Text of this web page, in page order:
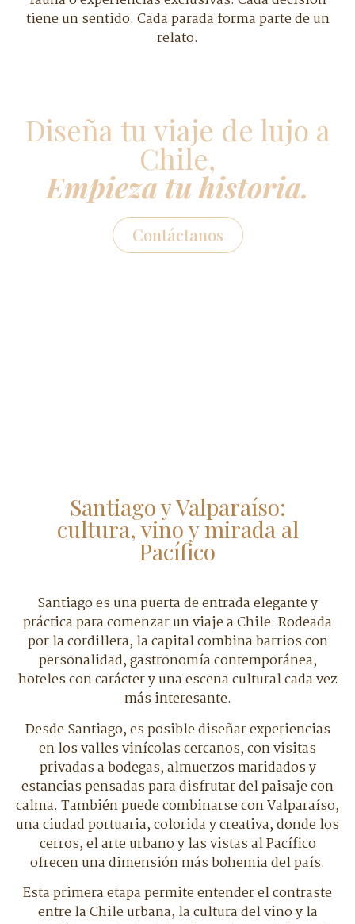
tiene un sentido. Cada parada forma parte de un
relato.
Diseña tu viaje de lujo a
Chile,
Empieza tu historia.
Contáctanos
Santiago y Valparaíso:
cultura, vino y mirada al
Pacífico
Santiago es una puerta de entrada elegante y
práctica para comenzar un viaje a Chile. Rodeada
por la cordillera, la capital combina barrios con
personalidad, gastronomía contemporánea,
hoteles con carácter y una escena cultural cada vez
más interesante.
Desde Santiago, es posible diseñar experiencias
en los valles vinícolas cercanos, con visitas
privadas a bodegas, almuerzos maridados y
estancias pensadas para disfrutar del paisaje con
calma. También puede combinarse con Valparaíso,
una ciudad portuaria, colorida y creativa, donde los
cerros, el arte urbano y las vistas al Pacífico
ofrecen una dimensión más bohemia del país.
Esta primera etapa permite entender el contraste
entre la Chile urbana, la cultura del vino y la